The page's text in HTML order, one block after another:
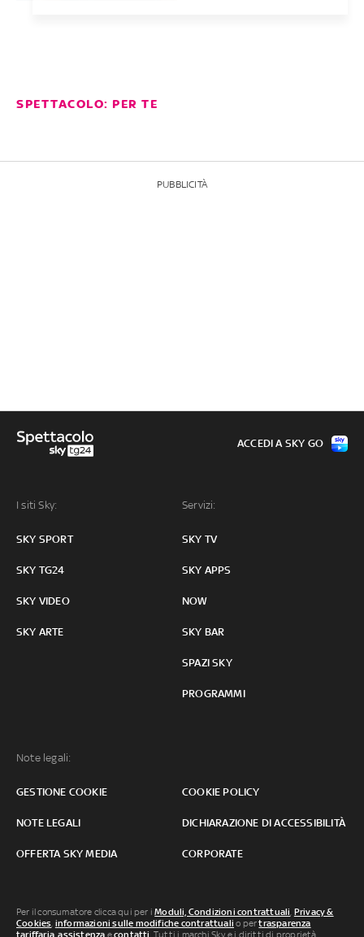
SPETTACOLO: PER TE
PUBBLICITÀ
I siti Sky:
SKY SPORT
SKY TG24
SKY VIDEO
SKY ARTE
Servizi:
SKY TV
SKY APPS
NOW
SKY BAR
SPAZI SKY
PROGRAMMI
Note legali:
GESTIONE COOKIE COOKIE POLICY
NOTE LEGALI DICHIARAZIONE DI ACCESSIBILITÀ
OFFERTA SKY MEDIA CORPORATE
ACCEDI A SKY GO
Per il consumatore clicca qui per iModuli, Condizioni contrattuali Privacy &
Cookies informazioni sulle modifiche contrattuali o pertrasparenza
tariffaria ,assistenza econtatti . Tutti i marchi Sky e i diritti di proprietà